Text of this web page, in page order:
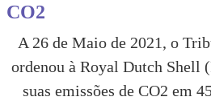
CO2
A 26 de Maio de 2021, o
ordenou à Royal Dutch Shell
suas emissões de CO2 em